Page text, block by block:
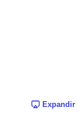
Expandir